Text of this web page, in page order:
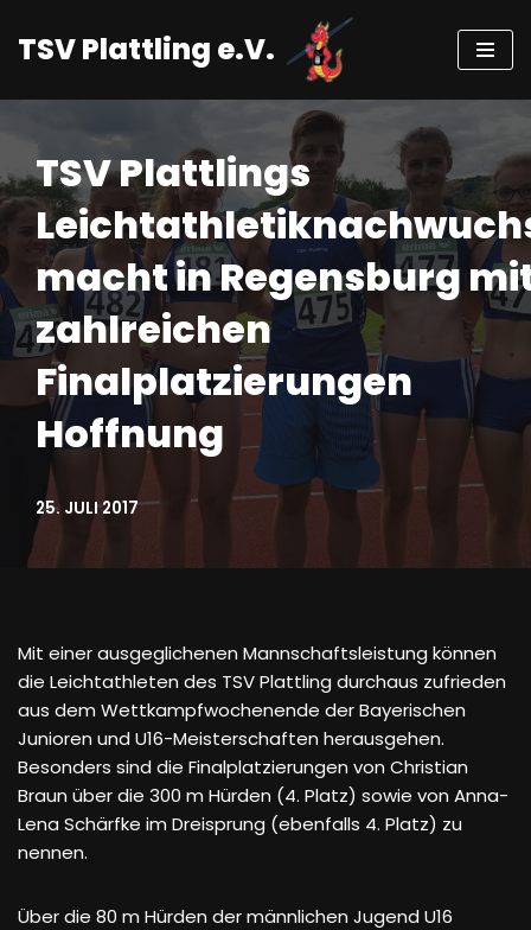
Zum
TSV Plattling e.V.
TSV Plattlings
macht in Regensburg
zahlreichen
Finalplatzierungen
Hoffnung
25. JULI 2017
Mit einer ausgeglichenen Mannschaftsleistung können
die Leichtathleten des TSV Plattling durchaus zufrieden
aus dem Wettkampfwochenende der Bayerischen
Junioren und U16-Meisterschaften herausgehen.
Besonders sind die Finalplatzierungen von Christian
Braun über die 300 m Hürden (4. Platz) sowie von Anna-
Lena Schärfke im Dreisprung (ebenfalls 4. Platz) zu
nennen.
Über die 80 m Hürden der männlichen Jugend U16